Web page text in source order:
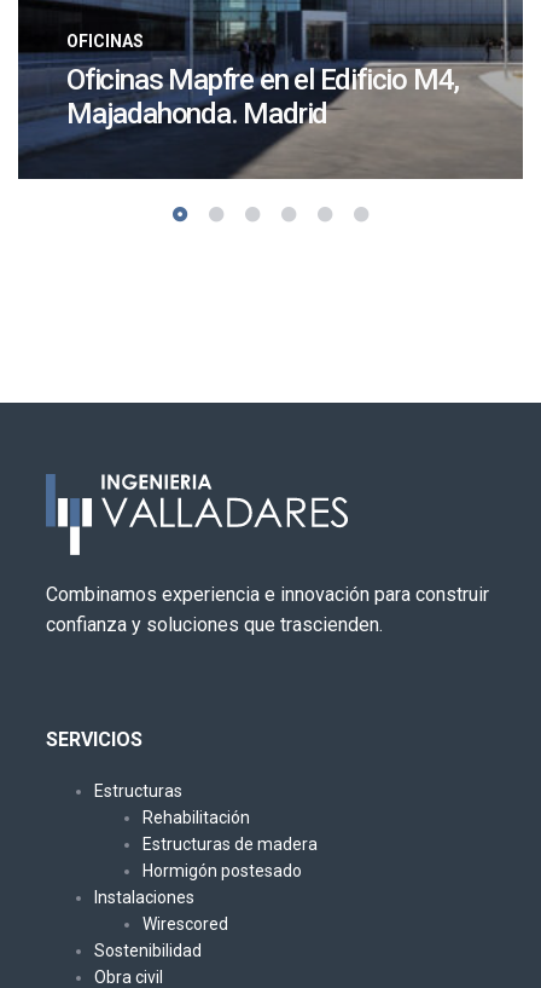
OFICINAS
Oficinas Mapfre en el Edificio M4,
Majadahonda. Madrid
Combinamos experiencia e innovación para construir
confianza y soluciones que trascienden.
SERVICIOS
Estructuras
Rehabilitación
Estructuras de madera
Hormigón postesado
Instalaciones
Wirescored
Sostenibilidad
Obra civil